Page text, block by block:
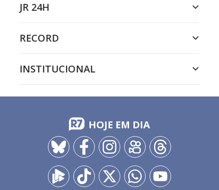
JR 24H
RECORD
INSTITUCIONAL
HOJE EM DIA